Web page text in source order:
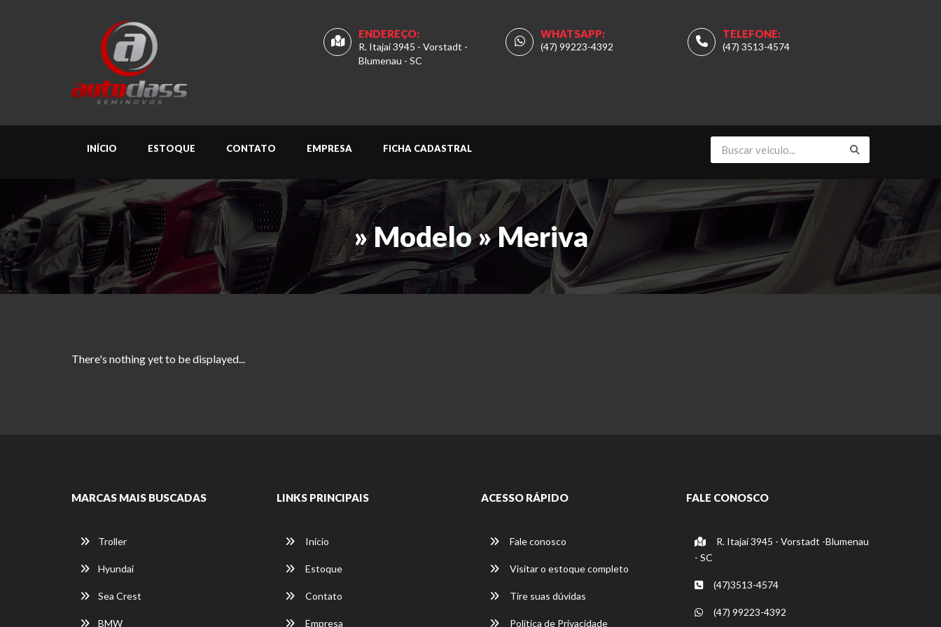
TELEFONE:
(47) 3513-4574
WHATSAPP:
(47) 99223-4392
ENDEREÇO:
R. Itajaí 3945 - Vorstadt -
Blumenau - SC
INÍCIO ESTOQUE CONTATO EMPRESA FICHA CADASTRAL
» Modelo » Meriva
There's nothing yet to be displayed...
MARCAS MAIS BUSCADAS
Troller
Hyundai
Sea Crest
BMW
LINKS PRINCIPAIS
Início
Estoque
Contato
Empresa
ACESSO RÁPIDO
Fale conosco
Visitar o estoque completo
Tire suas dúvidas
Política de Privacidade
FALE CONOSCO
R. Itajaí 3945 - Vorstadt -Blumenau
- SC
(47)3513-4574
(47) 99223-4392